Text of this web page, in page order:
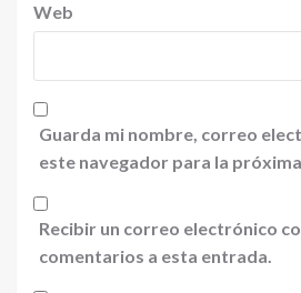
Web
Guarda mi nombre, correo
este navegador para la
Recibir un correo electrónico
comentarios a esta entrada.